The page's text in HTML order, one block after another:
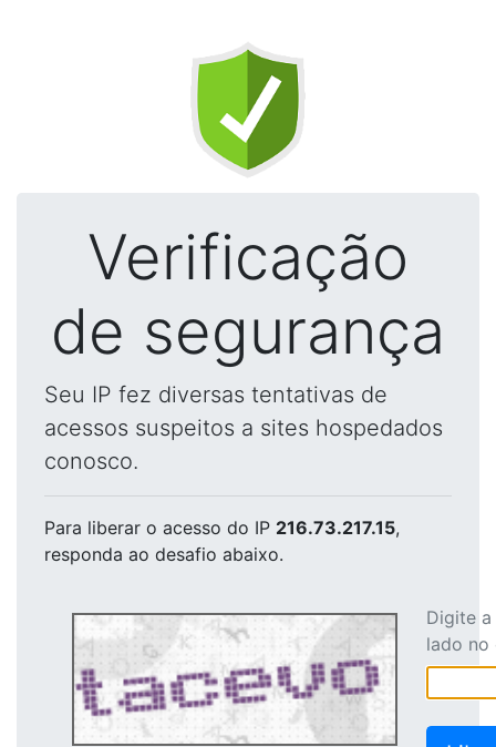
Verificação
de segurança
Seu IP fez diversas tentativas de
acessos suspeitos a sites hospedados
conosco.
Para liberar o acesso do IP 216.73.217.15,
responda ao desafio abaixo.
Digite
lado no